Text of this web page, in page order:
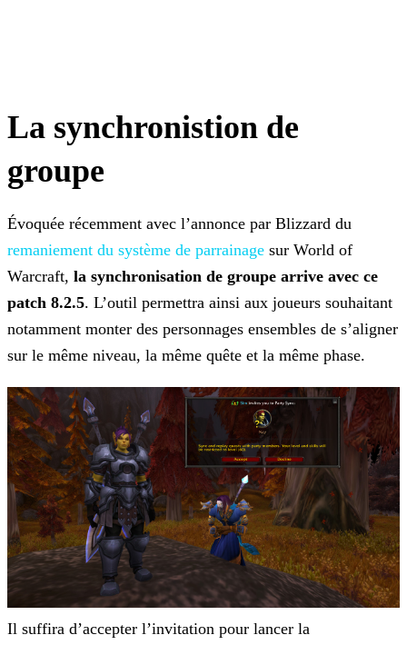
La synchronistion de
groupe
Évoquée récemment avec l’annonce par Blizzard du
remaniement du système de parrainage sur World of
Warcraft, la synchronisation de groupe arrive avec ce
patch 8.2.5. L’outil permettra ainsi aux joueurs souhaitant
notamment monter des personnages ensembles de s’aligner
sur le même niveau, la même quête et la même phase.
Il suffira d’accepter l’invitation pour lancer la